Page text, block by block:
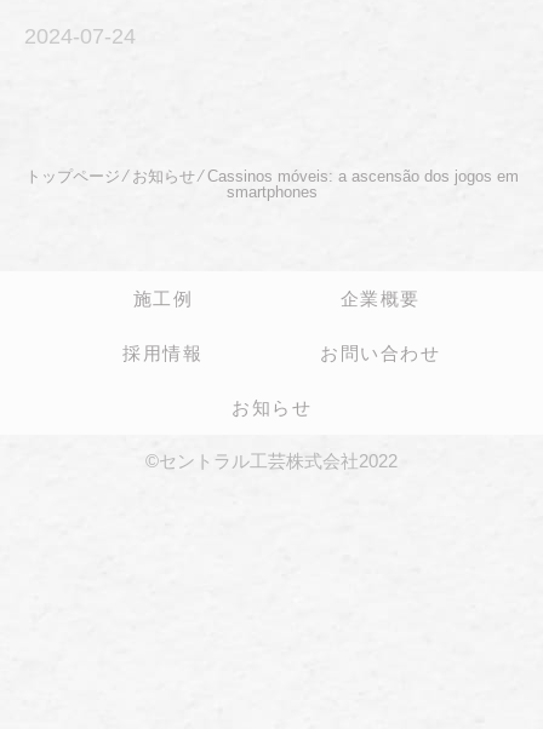
2024-07-24
トップページ ⁄ お知らせ⁄Cassinos móveis: a ascensão dos jogos em
smartphones
施工例 企業概要
採用情報 お問い合わせ
お知らせ
©セントラル工芸株式会社2022